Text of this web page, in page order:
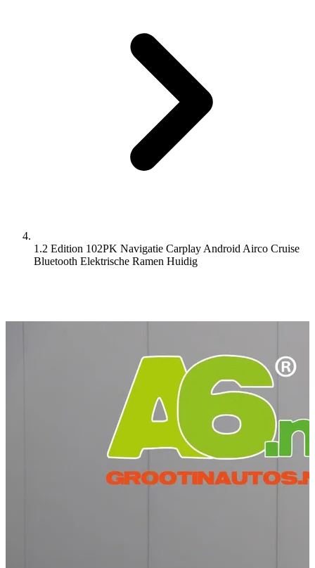
1.2 Edition 102PK Navigatie Carplay Android Airco Cruise
Bluetooth Elektrische Ramen Huidig